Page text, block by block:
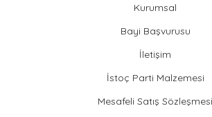
Kurumsal
Bayi Başvurusu
İletişim
İstoç Parti Malzemesi
Mesafeli Satış Sözleşmesi